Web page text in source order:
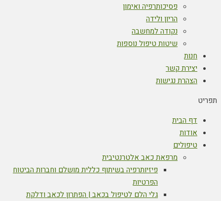
פסיכותרפיה ואימון
הריון ולידה
נקודה למחשבה
שיטות טיפול נוספות
חנות
יצירת קשר
הצהרת נגישות
תפריט
דף הבית
אודות
טיפולים
מרפאת כאב אלטרנטיבית
פיזיותרפיה בשיתוף כללית מושלם וחברות הביטוח
הפרטיות
גלי הלם לטיפול בכאב | הפתרון לכאב ודלקת